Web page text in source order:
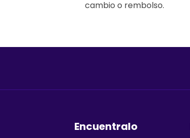
cambio o rembolso.
Encuentralo